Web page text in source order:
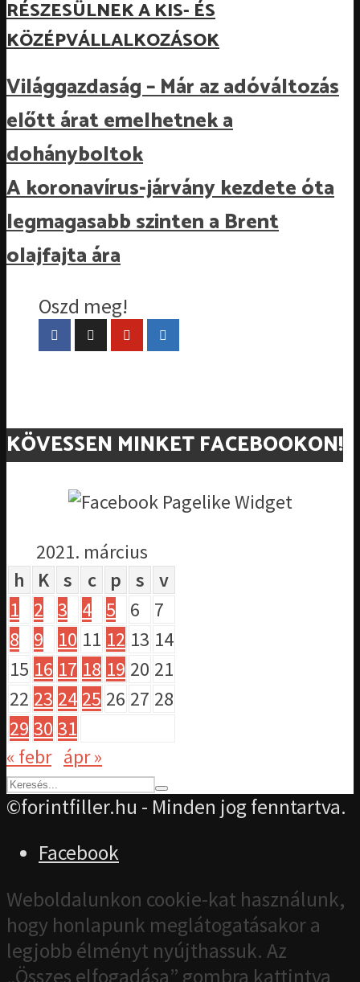
RÉSZESÜLNEK A KIS- ÉS
KÖZÉPVÁLLALKOZÁSOK
Világgazdaság – Már az adóváltozás
előtt árat emelhetnek a
dohányboltok
A koronavírus-járvány kezdete óta
legmagasabb szinten a Brent
olajfajta ára
Oszd meg!
KÖVESSEN MINKET FACEBOOKON!
2021. március
h
K s c p s
v
1
2 3 4 5 6
7
8
9 10 11 12 13 14
15 16 17 18 19 20 21
22 23 24 25 26 27 28
29 30 31
« febr ápr »
©forintfiller.hu - Minden jog fenntartva.
Facebook
Weboldalunkon cookie-kat használunk,
hogy honlapunk meglátogatásakor a
legjobb élményt nyújthassuk. Az
„Összes elfogadása” gombra kattintva